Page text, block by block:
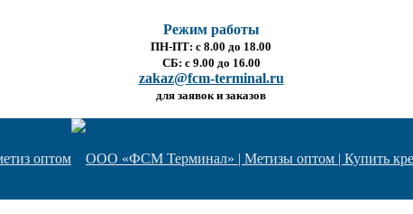
Режим работы
ПН-ПТ: с 8.00 до 18.00
СБ: с 9.00 до 16.00
zakaz@fcm-terminal.ru
для заявок и заказов